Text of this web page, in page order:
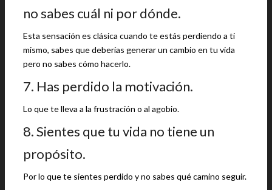
no sabes cuál ni por dónde.
Esta sensación es clásica cuando te estás perdiendo a ti
mismo, sabes que deberías generar un cambio en tu vida
pero no sabes cómo hacerlo.
7. Has perdido la motivación.
Lo que te lleva a la frustración o al agobio.
8. Sientes que tu vida no tiene un
propósito.
Por lo que te sientes perdido y no sabes qué camino seguir.